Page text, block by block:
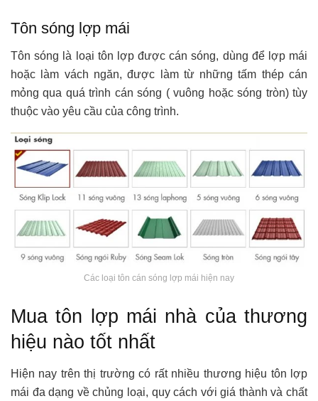
Tôn sóng lợp mái
Tôn sóng là loại tôn lợp được cán sóng, dùng để lợp mái
hoặc làm vách ngăn, được làm từ những tấm thép cán
mỏng qua quá trình cán sóng ( vuông hoặc sóng tròn) tùy
thuộc vào yêu cầu của công trình.
Các loại tôn cán sóng lợp mái hiện nay
Mua tôn lợp mái nhà của thương
hiệu nào tốt nhất
Hiện nay trên thị trường có rất nhiều thương hiệu tôn lợp
mái đa dạng về chủng loại, quy cách với giá thành và chất